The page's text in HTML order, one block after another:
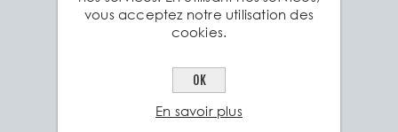
nickel.
• Oxydation contrôlée : La
couleur grise. L'oxydation
commence naturellement
vous acceptez notre utilisation des
cookies.
OK
En savoir plus